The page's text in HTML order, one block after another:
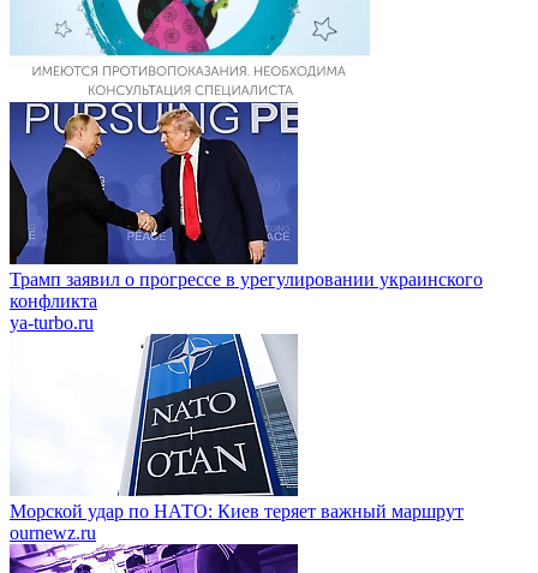
Трамп заявил о прогрессе в урегулировании украинского
конфликта
ya-turbo.ru
Морской удар по НАТО: Киев теряет важный маршрут
ournewz.ru